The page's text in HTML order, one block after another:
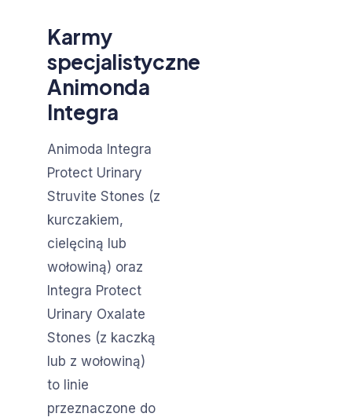
Karmy
specjalistyczne
Animonda
Integra
Animoda Integra
Protect Urinary
Struvite Stones (z
kurczakiem,
cielęciną lub
wołowiną) oraz
Integra Protect
Urinary Oxalate
Stones (z kaczką
lub z wołowiną)
to linie
przeznaczone do